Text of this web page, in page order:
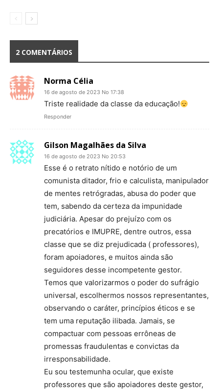
2 COMENTÁRIOS
Norma Célia
16 de agosto de 2023 No 17:38
Triste realidade da classe da educação!
Responder
Gilson Magalhães da Silva
16 de agosto de 2023 No 20:53
Esse é o retrato nítido e notório de um
comunista ditador, frio e calculista, manipulador
de mentes retrógradas, abusa do poder que
tem, sabendo da certeza da impunidade
judiciária. Apesar do prejuízo com os
precatórios e IMUPRE, dentre outros, essa
classe que se diz prejudicada ( professores),
foram apoiadores, e muitos ainda são
seguidores desse incompetente gestor.
Temos que valorizarmos o poder do sufrágio
universal, escolhermos nossos representantes,
observando o caráter, princípios éticos e se
tem uma reputação ilibada. Jamais, se
compactuar com pessoas errôneas de
promessas fraudulentas e convictas da
irresponsabilidade.
Eu sou testemunha ocular, que existe
professores que são apoiadores deste gestor,